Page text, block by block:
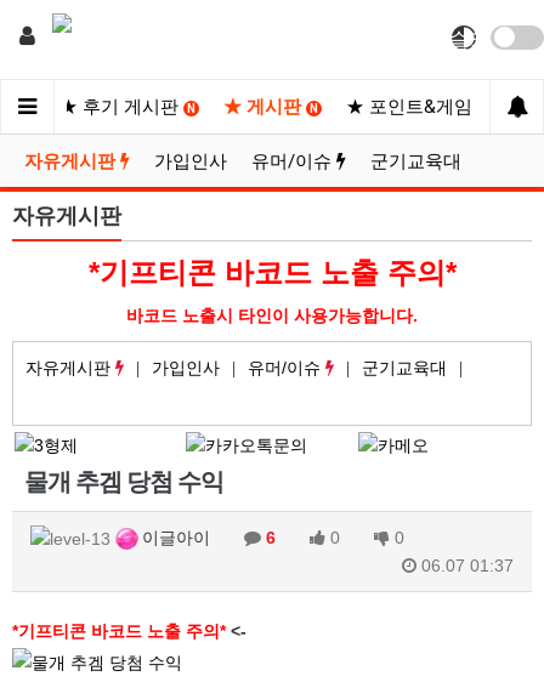
트 ★ 후기 게시판 N ★ 게시판 N ★ 포인트&게임 ★
자유게시판 가입인사 유머/이슈 군기교육대
자유게시판
*기프티콘 바코드 노출 주의*
바코드 노출시 타인이 사용가능합니다.
자유게시판 가입인사 유머/이슈 군기교육대
물개 추겜 당첨 수익
이글아이 6 0
0
06.07 01:37
*기프티콘 바코드 노출 주의*<-